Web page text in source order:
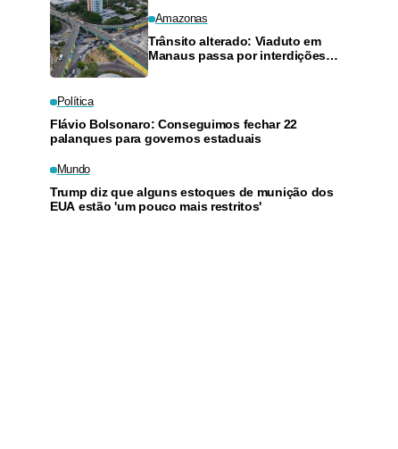
Amazonas
Trânsito alterado: Viaduto em
Manaus passa por interdições
Política
Flávio Bolsonaro: Conseguimos fechar 22
palanques para governos estaduais
Mundo
Trump diz que alguns estoques de munição dos
EUA estão 'um pouco mais restritos'